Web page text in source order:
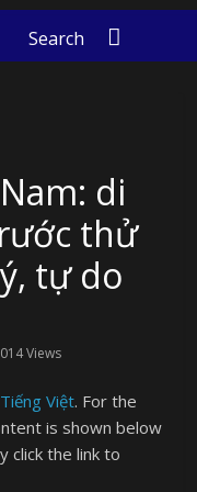
Search
di
thử
tự do
Views
Tiếng Việt. For the
is shown below
click the link to